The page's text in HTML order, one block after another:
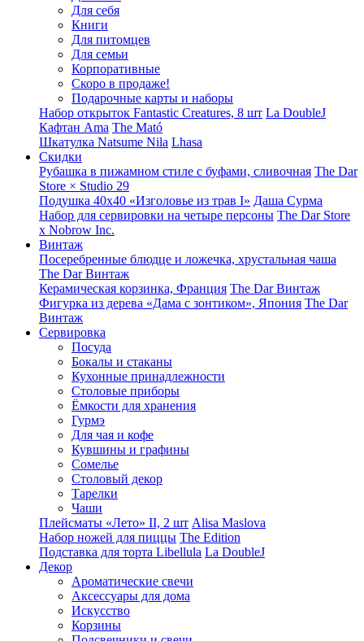
Для себя
Книги
Для питомцев
Для семьи
Корпоративные
Скоро в продаже!
Подарочные карты и наборы
Набор открыток Fantastic Creatures, 8 шт La DoubleJ
Кафтан Ama The Mató
Шкатулка Natsume Nila Lhasa
Скидки
Рубашка в пижамном стиле с буфами, сливочная The Dar
Store × Studio 29
Подушка 40x40 «Изголовье из трав I» Даша Сурма
Набор для сервировки на четыре персоны The Dar Store
х Nobrow Inc.
Винтаж
Посеребренные блюдце и ложечка, хрустальная чаша
The Dar Винтаж
Керамическая корзинка, Франция The Dar Винтаж
Фигурка из дерева «Дама с зонтиком», Япония The Dar
Винтаж
Сервировка
Посуда
Бокалы и стаканы
Кухонные принадлежности
Столовые приборы
Ëмкости для хранения
Гурмэ
Для чая и кофе
Кувшины и графины
Сомелье
Столовый декор
Тарелки
Чаши
Плейсматы «Лето» II, 2 шт Alisa Maslova
Набор ножей для пиццы The Edition
Подставка для торта Libellula La DoubleJ
Декор
Ароматические свечи
Аксессуары для дома
Искусство
Корзины